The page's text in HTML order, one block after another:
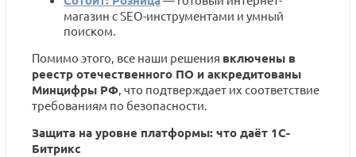
магазин с SEO-инструментами и умный
поиском.
Помимо этого, все наши решения включены в
реестр отечественного ПО и аккредитованы
Минцифры РФ , что подтверждает их соответствие
требованиям по безопасности.
Защита на уровне платформы: что даёт 1С-
Битрикс